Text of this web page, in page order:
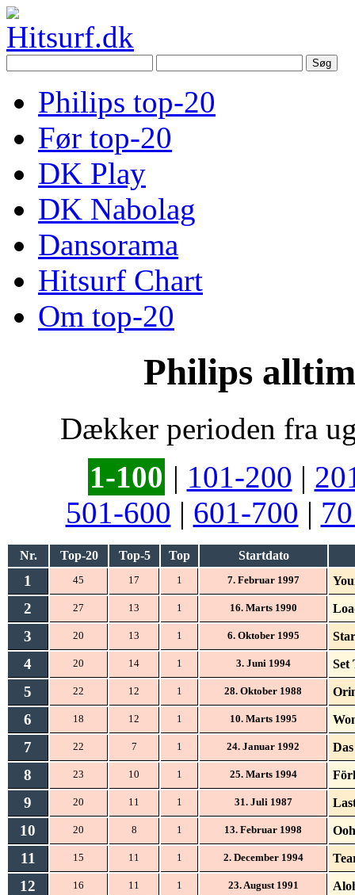
Philips top-20
Før top-20
DK Play
DK Nabolag
Dansorama
Hitsurf Chart
Om top-20
Philips
Dækker perioden fra
1-100 | 101-200 |
501-600 | 601-700 |
Nr. Top-20 Top-5 Top Startdato
1 45 17 1 7. Februar 1997
2 27 13 1 16. Marts 1990
3 20 13 1 6. Oktober 1995
4 20 14 1 3. Juni 1994 Set
5 22 12 1 28. Oktober 1988
6 18 12 1 10. Marts 1995
7 22 7 1 24. Januar 1992
8 23 10 1 25. Marts 1994
9 20 11 1 31. Juli 1987
10 20 8 1 13. Februar 1998
11 15 11 1 2. December 1994
12 16 11 1 23. August 1991